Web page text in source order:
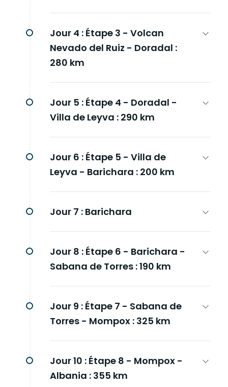
Jour 4 : Étape 3 - Volcan
Nevado del Ruiz - Doradal :
280 km
Jour 5 : Étape 4 - Doradal -
Villa de Leyva : 290 km
Jour 6 : Étape 5 - Villa de
Leyva - Barichara : 200 km
Jour 7 : Barichara
Jour 8 : Étape 6 - Barichara -
Sabana de Torres : 190 km
Jour 9 : Étape 7 - Sabana de
Torres - Mompox : 325 km
Jour 10 : Étape 8 - Mompox -
Albania : 355 km